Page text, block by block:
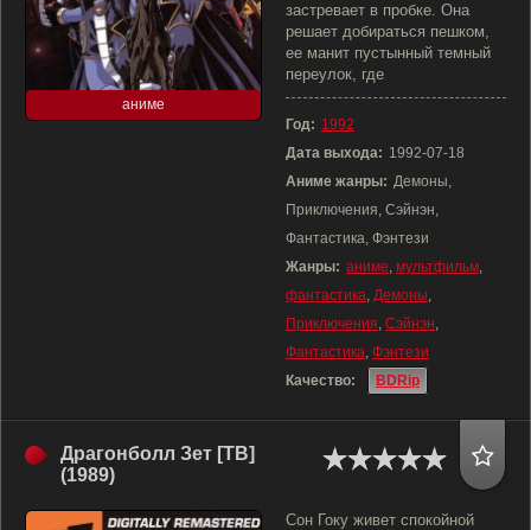
аниме
застревает в пробке. Она
решает добираться пешком,
ее манит пустынный темный
переулок, где
Год: 1992
Дата выхода: 1992-07-18
Аниме жанры: Демоны,
Приключения, Сэйнэн,
Фантастика, Фэнтези
Жанры: аниме, мультфильм,
фантастика, Демоны,
Приключения, Сэйнэн,
Фантастика, Фэнтези
Качество:
BDRip
Драгонболл Зет [ТВ]
(1989)
Сон Гоку живет спокойной